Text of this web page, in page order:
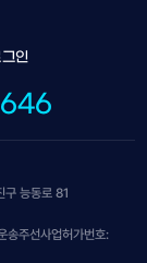
인
구 능동로 81
송주선사업허가번호: